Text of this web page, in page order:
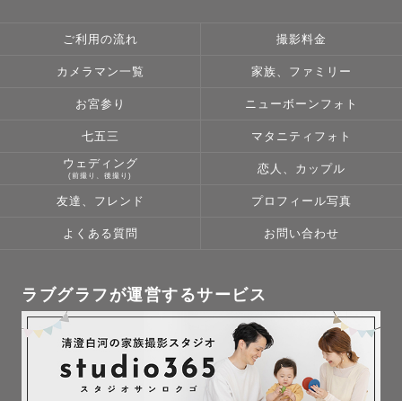
ご利用の流れ 撮影料金
カメラマン一覧 家族、ファミリー
お宮参り ニューボーンフォト
七五三 マタニティフォト
ウェディング
(前撮り、後撮り)
恋人、カップル
友達、フレンド プロフィール写真
よくある質問 お問い合わせ
ラブグラフが運営するサービス